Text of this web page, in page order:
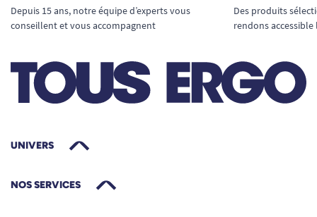
Depuis 15 ans, notre équipe d’experts vous
conseillent et vous accompagnent
Des produits
rendons
UNIVERS
NOS SERVICES